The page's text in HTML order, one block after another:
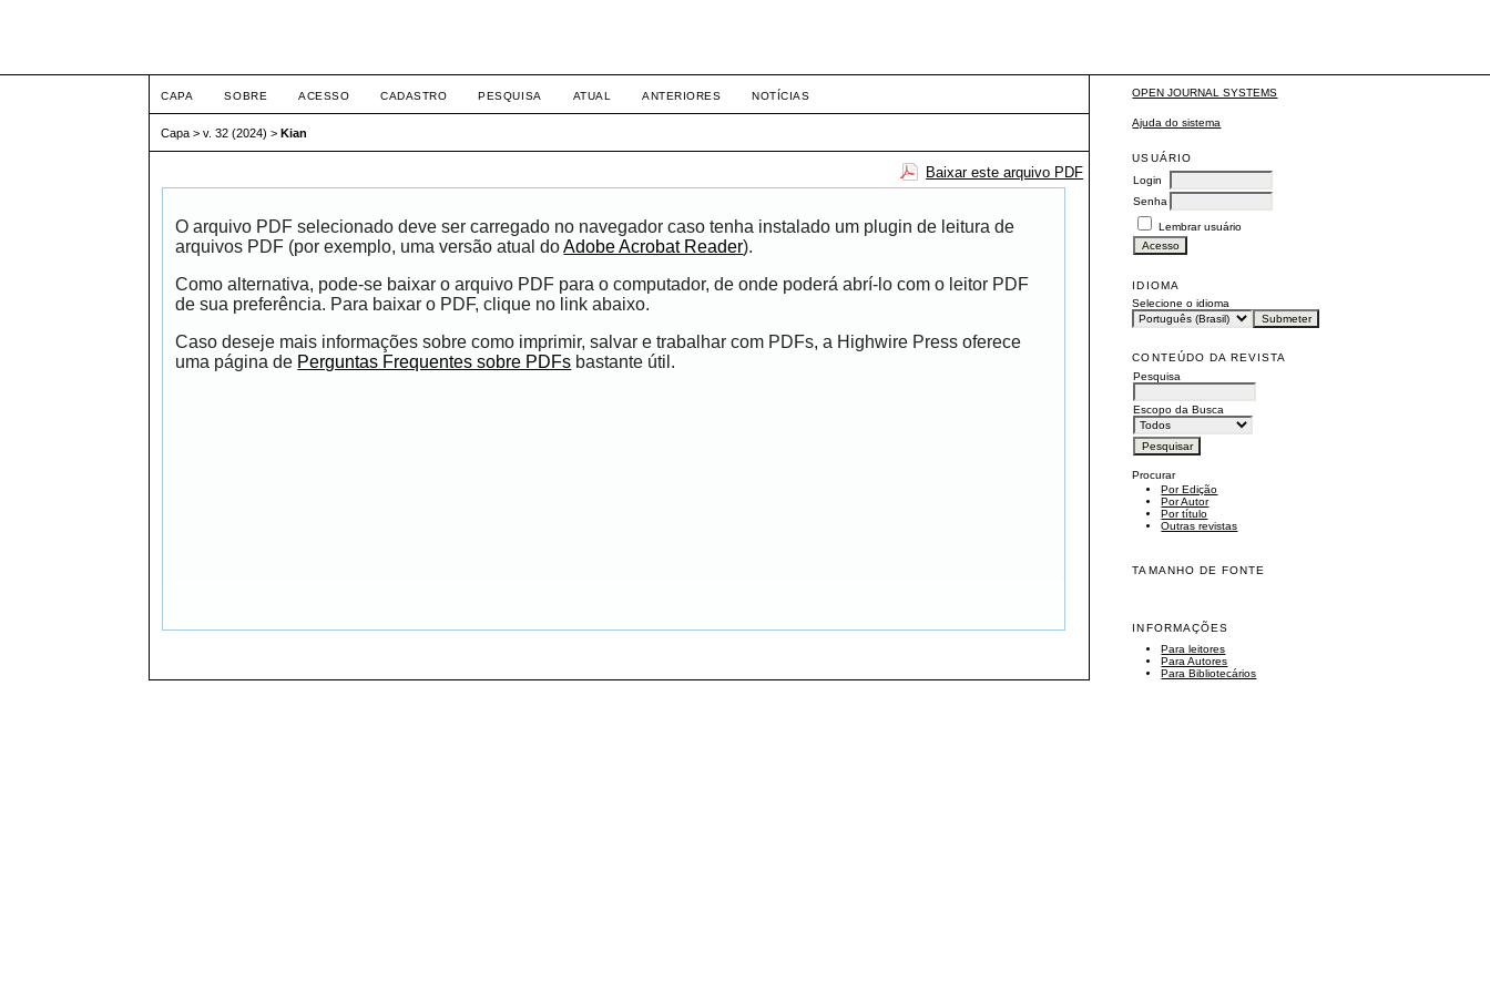
OPEN JOURNAL SYSTEMS
Ajuda do sistema
USUÁRIO
Login
Senha
Lembrar usuário
IDIOMA
Selecione o idioma
CONTEÚDO DA REVISTA
Pesquisa
Escopo da Busca
Procurar
Por Edição
Por Autor
Por título
Outras revistas
TAMANHO DE FONTE
INFORMAÇÕES
Para leitores
Para Autores
Para Bibliotecários
CAPA SOBRE ACESSO CADASTRO PESQUISA ATUAL ANTERIORES NOTÍCIAS
Capa >v. 32 (2024) >Kian
Baixar este arquivo PDF
O arquivo PDF selecionado deve ser carregado no navegador caso tenha instalado um plugin de leitura de
arquivos PDF (por exemplo, uma versão atual doAdobe Acrobat Reader).
Como alternativa, pode-se baixar o arquivo PDF para o computador, de onde poderá abrí-lo com o leitor PDF
de sua preferência. Para baixar o PDF, clique no link abaixo.
Caso deseje mais informações sobre como imprimir, salvar e trabalhar com PDFs, a Highwire Press oferece
uma página de Perguntas Frequentes sobre PDFs bastante útil.